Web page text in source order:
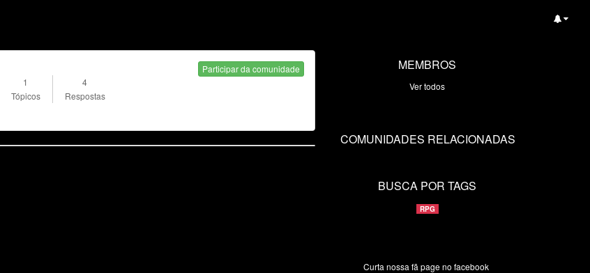
Participar da comunidade
1
Tópicos
4
Respostas
MEMBROS
Ver todos
COMUNIDADES RELACIONADAS
BUSCA POR TAGS
RPG
Curta nossa fã page no facebook